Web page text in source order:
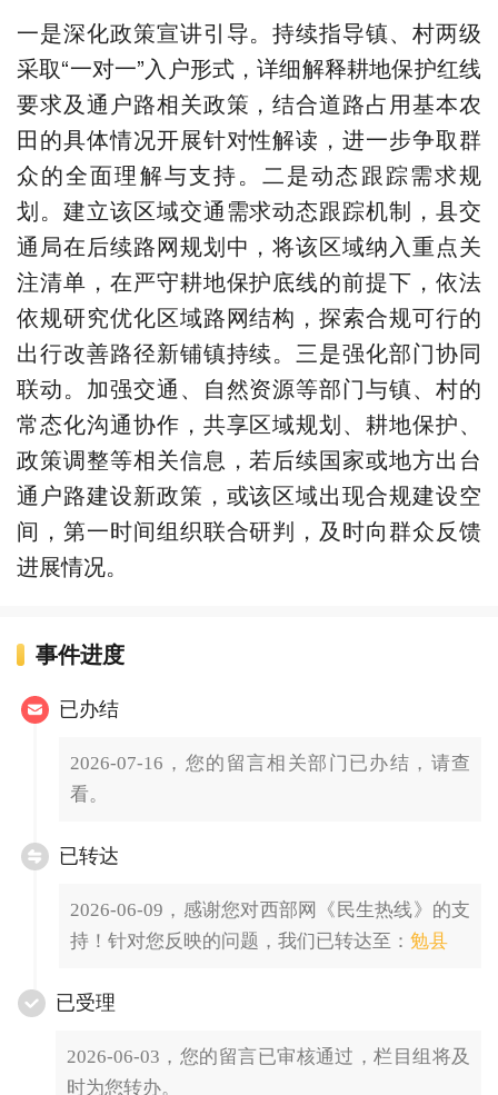
一是深化政策宣讲引导。持续指导镇、村两级
采取“一对一”入户形式，详细解释耕地保护红线
要求及通户路相关政策，结合道路占用基本农
田的具体情况开展针对性解读，进一步争取群
众的全面理解与支持。二是动态跟踪需求规
划。建立该区域交通需求动态跟踪机制，县交
通局在后续路网规划中，将该区域纳入重点关
注清单，在严守耕地保护底线的前提下，依法
依规研究优化区域路网结构，探索合规可行的
出行改善路径新铺镇持续。三是强化部门协同
联动。加强交通、自然资源等部门与镇、村的
常态化沟通协作，共享区域规划、耕地保护、
政策调整等相关信息，若后续国家或地方出台
通户路建设新政策，或该区域出现合规建设空
间，第一时间组织联合研判，及时向群众反馈
进展情况。
事件进度
已办结
2026-07-16，您的留言相关部门已办结，请查
看。
已转达
2026-06-09，感谢您对西部网《民生热线》的支
持！针对您反映的问题，我们已转达至： 勉县
已受理
2026-06-03，您的留言已审核通过，栏目组将及
时为您转办。